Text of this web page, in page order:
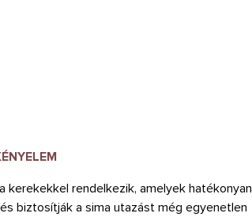
kerekekkel rendelkezik, amelyek hatékonyan
biztosítják a sima utazást még egyenetlen